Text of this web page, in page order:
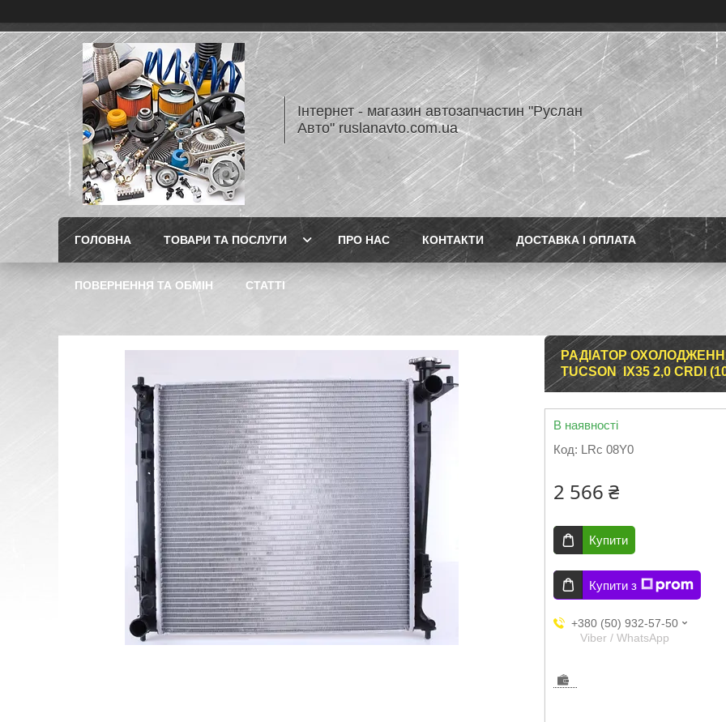
Інтернет - магазин автозапчастин "Руслан
Авто" ruslanavto.com.ua
ГОЛОВНА ТОВАРИ ТА ПОСЛУГИ ПРО НАС КОНТАКТИ ДОСТАВКА І ОПЛАТА
ПОВЕРНЕННЯ ТА ОБМІН СТАТТІ
РАДІАТОР ОХОЛОДЖЕННЯ
TUCSON IX35 2,0 CRDI
В наявності
Код: LRc 08Y0
2 566 ₴
Купити
Купити з
+380 (50) 932-57-50
Viber / WhatsApp